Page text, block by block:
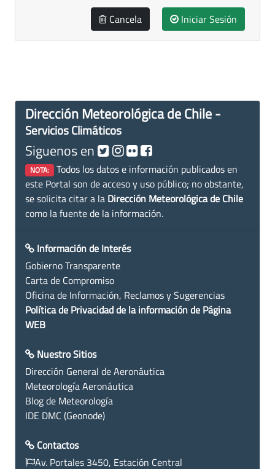
Cancela Iniciar Sesión
Dirección Meteorológica de Chile -
Servicios Climáticos
Siguenos en
NOTA: Todos los datos e información publicados en
este Portal son de acceso y uso público; no obstante,
se solicita citar a la Dirección Meteorológica de Chile
como la fuente de la información.
Información de Interés
Gobierno Transparente
Carta de Compromiso
Oficina de Información, Reclamos y Sugerencias
Política de Privacidad de la información de Página
WEB
Nuestro Sitios
Dirección General de Aeronáutica
Meteorología Aeronáutica
Blog de Meteorología
IDE DMC (Geonode)
Contactos
Av. Portales 3450, Estación Central